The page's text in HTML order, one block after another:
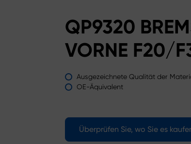
QP9320
VORNE F20/
Ausgezeichnete Qualität der
OE-Äquivalent
Überprüfen Sie, wo Sie es